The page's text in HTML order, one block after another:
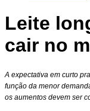
Leite
cair no
A expectativa em curto
função da menor
os aumentos devem ser